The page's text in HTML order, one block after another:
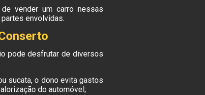
vender um carro nessas
envolvidas.
pode desfrutar de diversos
sucata, o dono evita gastos
do automóvel;